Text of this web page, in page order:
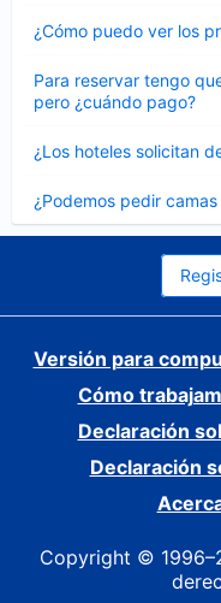
¿Cómo puedo ver los
cerrado
Para reservar tengo
pero ¿cuándo pago?
cerrado
¿Los hoteles solicitan
cerrado
¿Podemos pedir
cerrado
Versión para
Cómo
Declaración
Declaración
Copyright ©